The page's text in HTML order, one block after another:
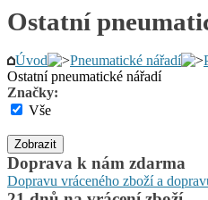
Ostatní
Úvod Pneumatické nářadí
Ostatní pneumatické nářadí
Značky:
Vše
Zobrazit
Doprava k nám zdarma
Dopravu vráceného zboží a